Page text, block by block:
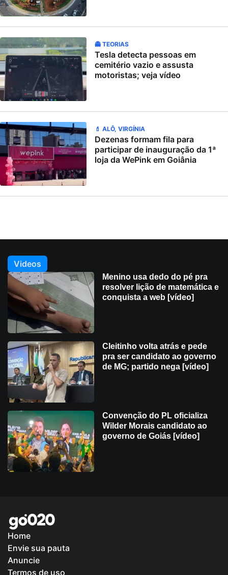
👻 TEORIAS
Tesla detecta pessoas em
cemitério vazio e assusta
motoristas; veja vídeo
💄 ALÔ, VIRGÍNIA
Dezenas formam fila para
participar de inauguração da 1ª
loja da WePink em Goiânia
Videos
Menino usa dedo do pé pra
resolver lição de matemática e
conquista a web [vídeo]
Cleitinho volta atrás e pede
pra ser candidato ao governo
de MG; partido nega [vídeo]
Convenção do PL oficializa
Wilder Morais candidato ao
governo de Goiás [vídeo]
Home
Envie sua pauta
Anuncie
Termos de uso